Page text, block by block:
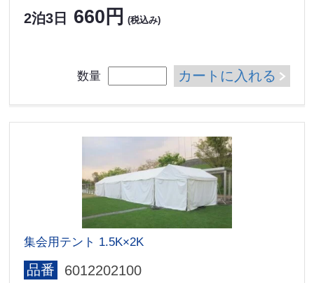
2泊3日 660円 (税込み)
数量 カートに入れる
集会用テント 1.5K×2K
品番 6012202100